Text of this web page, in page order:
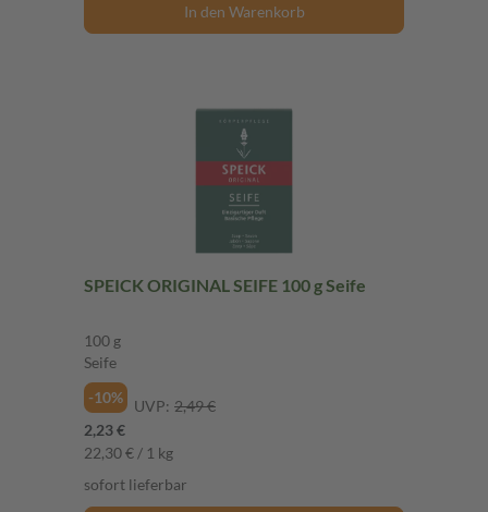
In den Warenkorb
SPEICK ORIGINAL SEIFE 100 g Seife
100 g
Seife
-10%
UVP: 2,49 €
2,23 €
22,30 € / 1 kg
sofort lieferbar